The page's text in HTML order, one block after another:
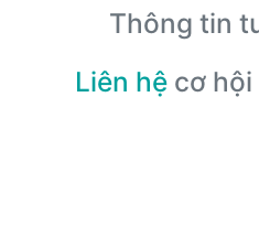
Thông tin
Liên hệ cơ